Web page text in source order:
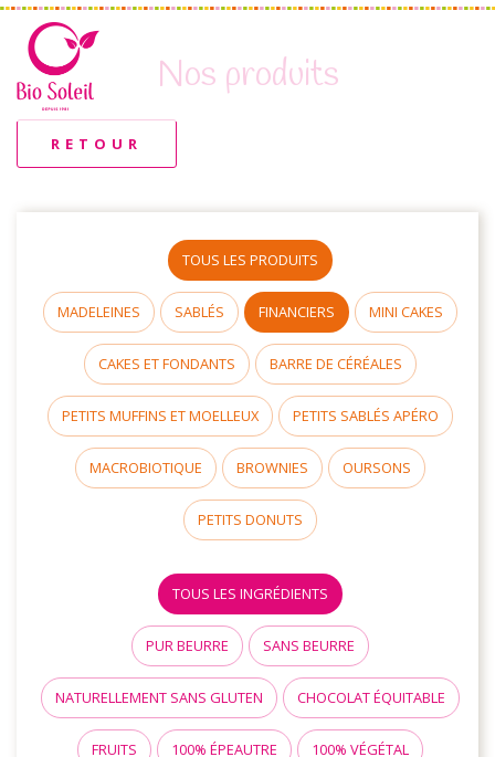
Nos produits
RETOUR
TOUS LES PRODUITS
MADELEINES SABLÉS FINANCIERS MINI CAKES
CAKES ET FONDANTS BARRE DE CÉRÉALES
PETITS MUFFINS ET MOELLEUX PETITS SABLÉS APÉRO
MACROBIOTIQUE BROWNIES OURSONS
PETITS DONUTS
TOUS LES INGRÉDIENTS
PUR BEURRE SANS BEURRE
NATURELLEMENT SANS GLUTEN CHOCOLAT ÉQUITABLE
FRUITS 100% ÉPEAUTRE 100% VÉGÉTAL